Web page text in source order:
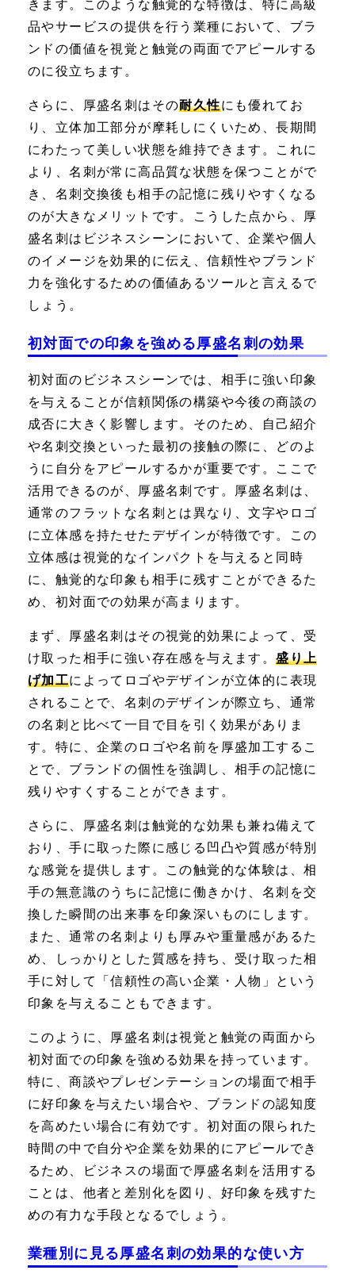
きます。このような触覚的な特徴は、特に高級
品やサービスの提供を行う業種において、ブラ
ンドの価値を視覚と触覚の両面でアピールする
のに役立ちます。
さらに、厚盛名刺はその耐久性にも優れてお
り、立体加工部分が摩耗しにくいため、長期間
にわたって美しい状態を維持できます。これに
より、名刺が常に高品質な状態を保つことがで
き、名刺交換後も相手の記憶に残りやすくなる
のが大きなメリットです。こうした点から、厚
盛名刺はビジネスシーンにおいて、企業や個人
のイメージを効果的に伝え、信頼性やブランド
力を強化するための価値あるツールと言えるで
しょう。
初対面での印象を強める厚盛名刺の効果
初対面のビジネスシーンでは、相手に強い印象
を与えることが信頼関係の構築や今後の商談の
成否に大きく影響します。そのため、自己紹介
や名刺交換といった最初の接触の際に、どのよ
うに自分をアピールするかが重要です。ここで
活用できるのが、厚盛名刺です。厚盛名刺は、
通常のフラットな名刺とは異なり、文字やロゴ
に立体感を持たせたデザインが特徴です。この
立体感は視覚的なインパクトを与えると同時
に、触覚的な印象も相手に残すことができるた
め、初対面での効果が高まります。
まず、厚盛名刺はその視覚的効果によって、受
け取った相手に強い存在感を与えます。盛り上
げ加工によってロゴやデザインが立体的に表現
されることで、名刺のデザインが際立ち、通常
の名刺と比べて一目で目を引く効果がありま
す。特に、企業のロゴや名前を厚盛加工するこ
とで、ブランドの個性を強調し、相手の記憶に
残りやすくすることができます。
さらに、厚盛名刺は触覚的な効果も兼ね備えて
おり、手に取った際に感じる凹凸や質感が特別
な感覚を提供します。この触覚的な体験は、相
手の無意識のうちに記憶に働きかけ、名刺を交
換した瞬間の出来事を印象深いものにします。
また、通常の名刺よりも厚みや重量感があるた
め、しっかりとした質感を持ち、受け取った相
手に対して「信頼性の高い企業・人物」という
印象を与えることもできます。
このように、厚盛名刺は視覚と触覚の両面から
初対面での印象を強める効果を持っています。
特に、商談やプレゼンテーションの場面で相手
に好印象を与えたい場合や、ブランドの認知度
を高めたい場合に有効です。初対面の限られた
時間の中で自分や企業を効果的にアピールでき
るため、ビジネスの場面で厚盛名刺を活用する
ことは、他者と差別化を図り、好印象を残すた
めの有力な手段となるでしょう。
業種別に見る厚盛名刺の効果的な使い方